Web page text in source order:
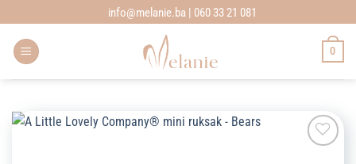
to
content
info@melanie.ba | 060 33 21 081
0